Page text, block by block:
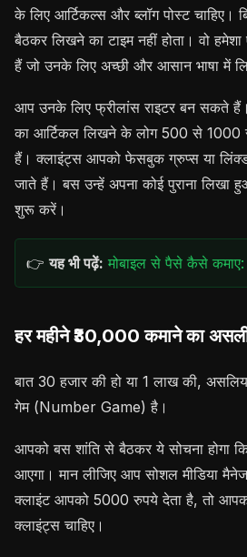
के लिए आर्टिकल्स और ब्लॉग पोस्ट
बैठकर लिखने का टाइम नहीं होता। वो
हैं जो उनके लिए अच्छी और आसान भाषा में
आप उनके लिए फ्रीलांस राइटर बन सकते
का आर्टिकल लिखने के लोग 500 से
हैं। क्लाइंट्स आपको फेसबुक ग्रुप्स या
जाते हैं। बस उन्हें अपना कोई पुराना लिखा
शुरू करें।
👉यह भी पढ़ें: मोबाइल से पैसे कैसे
हर महीने ₹30,000 कमाने का
बात 30 हजार की हो या 1 लाख की,
गेम (Number Game) है।
आपको बस शांति से बैठकर ये सोचना होगा
आएगा। मान लीजिए आप सोशल मीडिया
क्लाइंट आपको 5000 रुपये देता है, तो
क्लाइंट्स चाहिए।